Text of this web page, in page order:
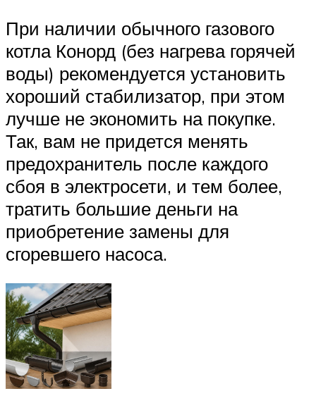
При наличии обычного газового
котла Конорд (без нагрева горячей
воды) рекомендуется установить
хороший стабилизатор, при этом
лучше не экономить на покупке.
Так, вам не придется менять
предохранитель после каждого
сбоя в электросети, и тем более,
тратить большие деньги на
приобретение замены для
сгоревшего насоса.